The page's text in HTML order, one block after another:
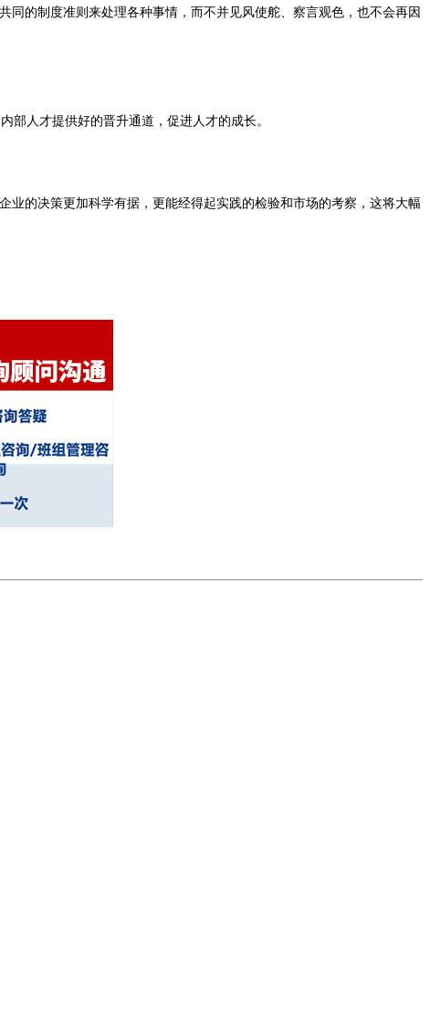
的制度准则来处理各种事情，而不并见风使舵、察言观色，也不会再因
人才提供好的晋升通道，促进人才的成长。
业的决策更加科学有据，更能经得起实践的检验和市场的考察，这将大幅